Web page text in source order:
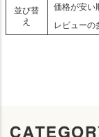
並び替
え
価格が安い
レビューの